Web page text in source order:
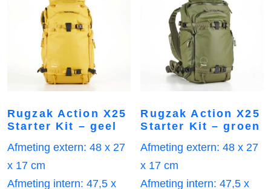
Rugzak Action X25
Starter Kit – geel
Afmeting extern: 48 x 27
x 17 cm
Afmeting intern: 47,5 x
Rugzak Action X25
Starter Kit – groen
Afmeting extern: 48 x 27
x 17 cm
Afmeting intern: 47,5 x